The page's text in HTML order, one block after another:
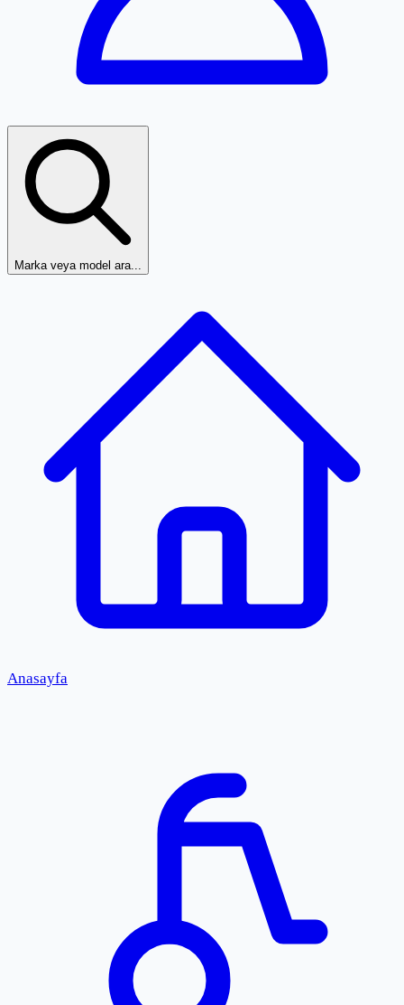
Marka veya model ara...
Anasayfa